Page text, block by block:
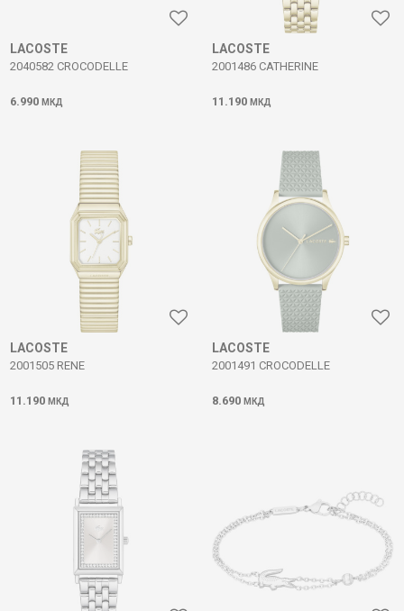
LACOSTE
2040582 CROCODELLE
6.990 МКД
LACOSTE
2001486 CATHERINE
11.190 МКД
LACOSTE
2001505 RENE
11.190 МКД
LACOSTE
2001491 CROCODELLE
8.690 МКД